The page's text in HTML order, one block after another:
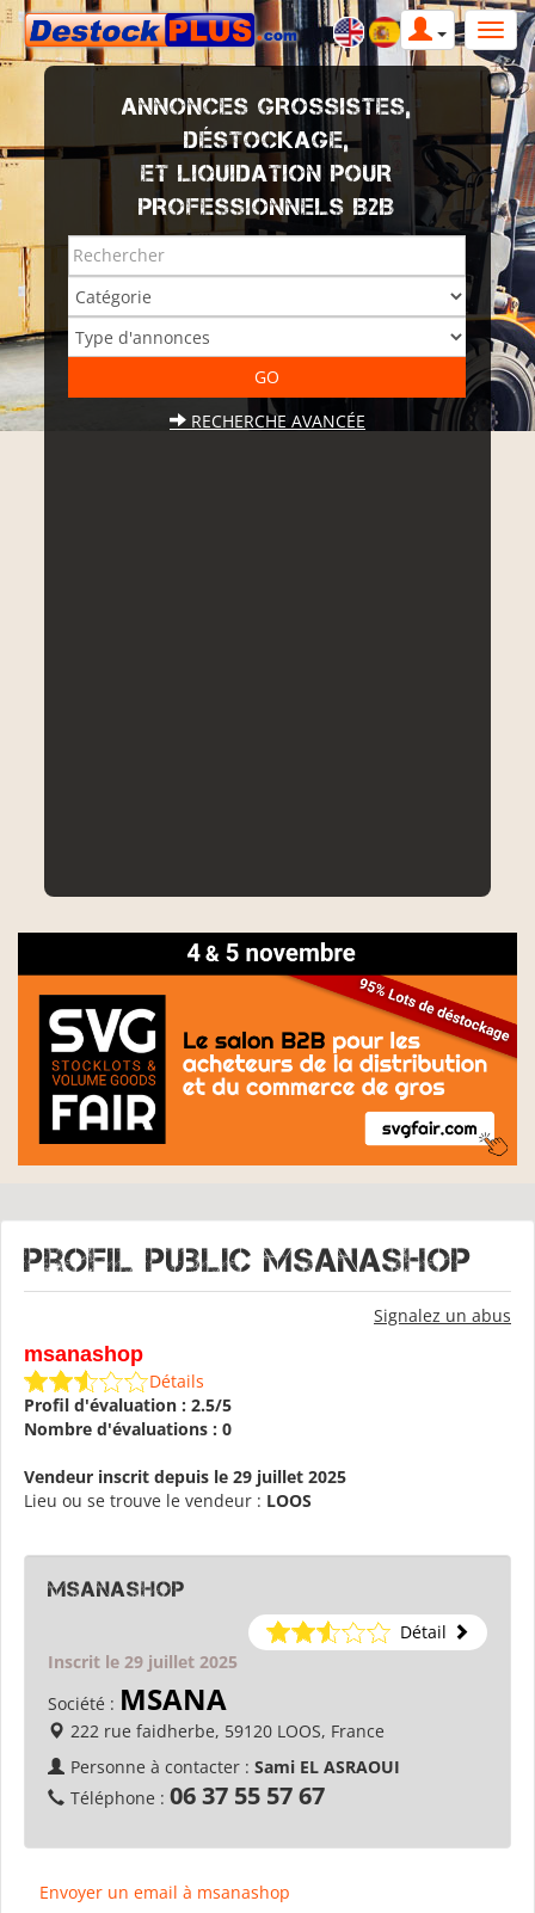
ANNONCES GROSSISTES,
DÉSTOCKAGE,
ET LIQUIDATION POUR
PROFESSIONNELS B2B
RECHERCHE AVANCÉE
Profil public msanashop
Signalez un abus
msanashop
Détails
Profil d'évaluation : 2.5/5
Nombre d'évaluations : 0
Vendeur inscrit depuis le 29 juillet 2025
Lieu ou se trouve le vendeur : LOOS
msanashop
Détail
Inscrit le 29 juillet 2025
Société : MSANA
222 rue faidherbe, 59120 LOOS, France
Personne à contacter : Sami EL ASRAOUI
Téléphone : 06 37 55 57 67
Envoyer un email à msanashop